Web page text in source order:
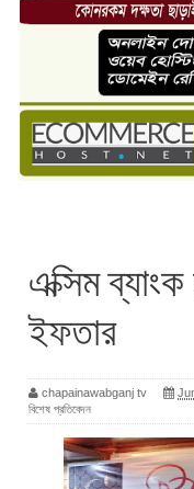
এক্সিম
ইফতার
chapainawabganj tv
বিশেষ প্রতিবেদন